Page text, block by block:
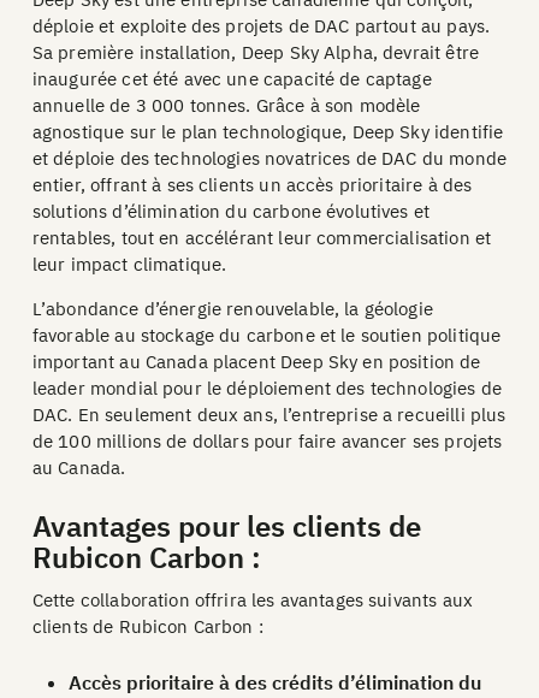
déploie et exploite des projets de DAC partout au pays.
Sa première installation, Deep Sky Alpha, devrait être
inaugurée cet été avec une capacité de captage
annuelle de 3 000 tonnes. Grâce à son modèle
agnostique sur le plan technologique, Deep Sky identifie
et déploie des technologies novatrices de DAC du monde
entier, offrant à ses clients un accès prioritaire à des
solutions d’élimination du carbone évolutives et
rentables, tout en accélérant leur commercialisation et
leur impact climatique.
L’abondance d’énergie renouvelable, la géologie
favorable au stockage du carbone et le soutien politique
important au Canada placent Deep Sky en position de
leader mondial pour le déploiement des technologies de
DAC. En seulement deux ans, l’entreprise a recueilli plus
de 100 millions de dollars pour faire avancer ses projets
au Canada.
Avantages pour les clients de
Rubicon Carbon :
Cette collaboration offrira les avantages suivants aux
clients de Rubicon Carbon :
Accès prioritaire à des crédits d’élimination du